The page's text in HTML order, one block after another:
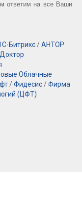
ответим на все Ваши
Битрикс /АНТОР
Доктор
Облачные
/Фидесис /Фирма
(ЦФТ)